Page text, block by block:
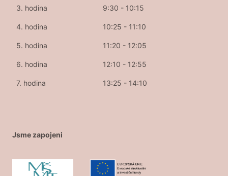
3. hodina 9:30 - 10:15
4. hodina 10:25 - 11:10
5. hodina 11:20 - 12:05
6. hodina 12:10 - 12:55
7. hodina 13:25 - 14:10
Jsme zapojeni